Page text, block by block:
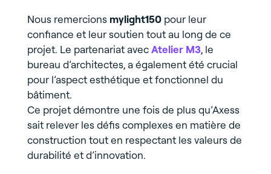
Nous remercions mylight150pour leur
confiance et leur soutien tout au long de ce
projet. Le partenariat avecAtelier M3, le
bureau d’architectes, a également été crucial
pour l’aspect esthétique et fonctionnel du
bâtiment.
Ce projet démontre une fois de plus qu’Axess
sait relever les défis complexes en matière de
construction tout en respectant les valeurs de
durabilité et d’innovation.